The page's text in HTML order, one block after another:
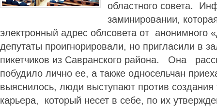
областного совета.
заминировании,
электронный адрес облсовета от анонимного
депутаты проигнорировали, но пригласили в
пикетчиков из Савранского района. Она
побудило лично ее, а также односельчан
выяснилось, люди выступают против создания
карьера, который несет в себе, по их